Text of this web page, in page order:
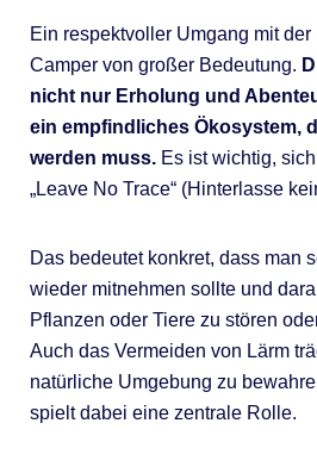
Ein respektvoller Umgang mit der
Camper von großer Bedeutung.
nicht nur Erholung und
ein empfindliches Ökosystem,
werden muss.Es ist wichtig,
„Leave No Trace“ (Hinterlasse
Das bedeutet konkret, dass man
wieder mitnehmen sollte und
Pflanzen oder Tiere zu stören
Auch das Vermeiden von Lärm
natürliche Umgebung zu
spielt dabei eine zentrale Rolle.